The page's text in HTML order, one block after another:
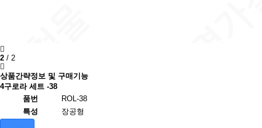
2 / 2
상품간략정보 및 구매기능
4구로라 세트 -38
품번
ROL-38
특성
장공형